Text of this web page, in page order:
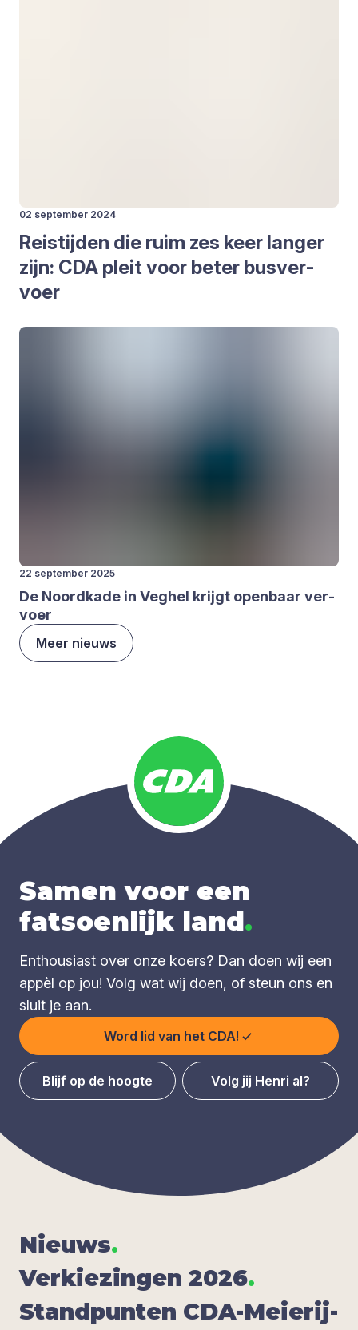
02 september 2024
Reis­tij­den die ruim zes keer lan­ger
zijn: CDA pleit voor beter bus­ver­
voer
22 september 2025
De Noord­ka­de in Veghel krijgt open­baar ver­
voer
Meer nieuws
Samen voor een
fatsoenlijk land.
Enthousiast over onze koers? Dan doen wij een
appèl op jou! Volg wat wij doen, of steun ons en
sluit je aan.
Word lid van het CDA!
Blijf op de hoogte Volg jij Henri al?
Nieuws.
Ver­kie­zin­gen 2026.
Stand­pun­ten CDA-Mei­e­rij­